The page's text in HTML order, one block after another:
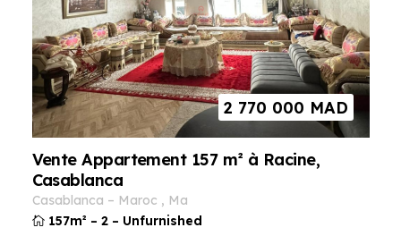
2 770 000 MAD
Vente Appartement 157 m² à Racine,
Casablanca
casablanca – maroc ,
ma
157m² – 2 – Unfurnished